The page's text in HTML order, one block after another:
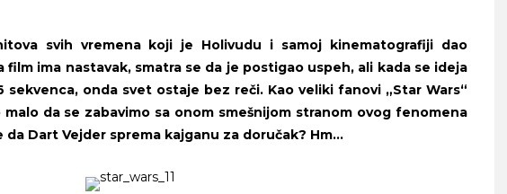
svih vremena koji je Holivudu i samoj kinematografiji dao
ima nastavak, smatra se da je postigao uspeh, ali kada se ideja
onda svet ostaje bez reči. Kao veliki fanovi „Star Wars“
da se zabavimo sa onom smešnijom stranom ovog fenomena
Dart Vejder sprema kajganu za doručak? Hm…